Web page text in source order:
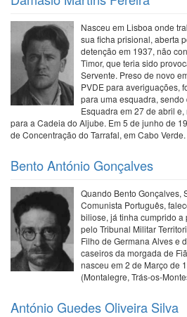
Nasceu em Lisboa onde
sua ficha prisional, aberta
detenção em 1937, não
Timor, que teria sido
Servente. Preso de novo
PVDE para averiguações,
para uma esquadra,
Esquadra em 27 de abril
para a Cadeia do Aljube. Em 5 de junho de
de Concentração do Tarrafal, em Cabo Verde.
Bento António Gonçalves
Quando Bento Gonçalves,
Comunista Português,
biliose, já tinha cumprido
pelo Tribunal Militar
Filho de Germana Alves e
caseiros da morgada de
nasceu em 2 de Março de
(Montalegre, Trás-os-
António Guedes Oliveira Silva